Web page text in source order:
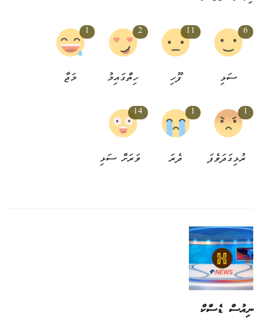
6
ސަޅި
11
ފޫހި
2
ހިތްގައިމު
1
މަޖާ
1
ރުޅިގަދަވެފަ
1
ދެރަ
14
ވަރަށް ސަޅި
ނިއުސް ޑެސްކް